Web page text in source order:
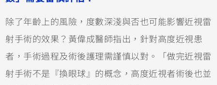
除了年齡上的風險，度數深淺與否也可能影響近視雷
射手術的效果？黃偉成醫師指出，針對高度近視患
者，手術過程及術後護理需謹慎以對。「做完近視雷
射手術不是『換眼球』的概念，高度近視者術後也並